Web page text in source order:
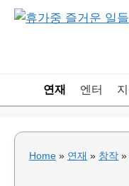
Skip
연재 엔터
Home » 연재 » 창작 »